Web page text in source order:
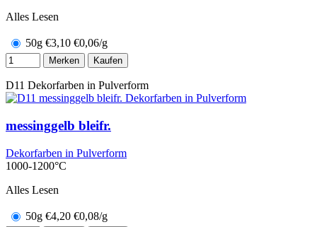
Alles Lesen
50g €3,10 €0,06/g
Merken Kaufen
D11 Dekorfarben in Pulverform
messinggelb bleifr.
Dekorfarben in Pulverform
1000-1200°C
Alles Lesen
50g €4,20 €0,08/g